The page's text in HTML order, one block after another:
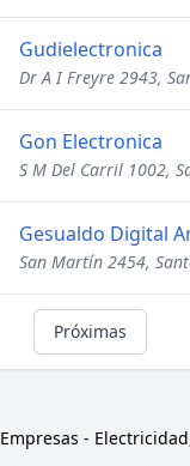
Gudielectronica
Dr A I Freyre 2943,
Gon Electronica
S M Del Carril 1002,
Gesualdo Digital
San Martín 2454,
Próximas
Empresas -